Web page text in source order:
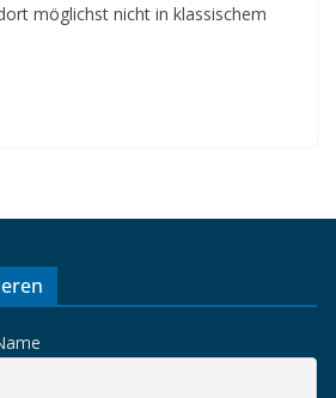
möglichst nicht in klassischem